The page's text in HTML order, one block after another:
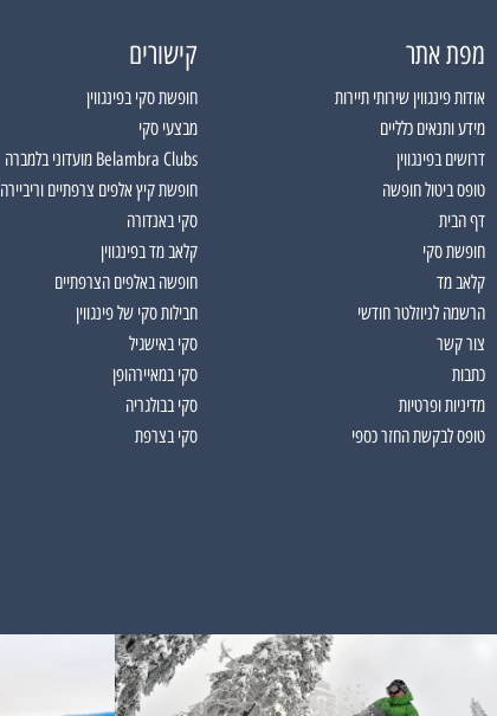
מפת אתר
אודות פינגווין שירותי תיירות
מידע ותנאים כלליים
דרושים בפינגווין
טופס ביטול חופשה
דף הבית
חופשת סקי
קלאב מד
הרשמה לניוזלטר חודשי
צור קשר
כתבות
מדיניות ופרטיות
טופס לבקשת החזר כספי
קישורים
חופשת סקי בפינגווין
מבצעי סקי
Belambra Clubs מועדוני בלמברה
חופשת קיץ אלפים צרפתיים וריביירה
סקי באנדורה
קלאב מד בפינגווין
חופשה באלפים הצרפתיים
חבילות סקי של פינגווין
סקי באישגיל
סקי במאיירהופן
סקי בבולגריה
סקי בצרפת